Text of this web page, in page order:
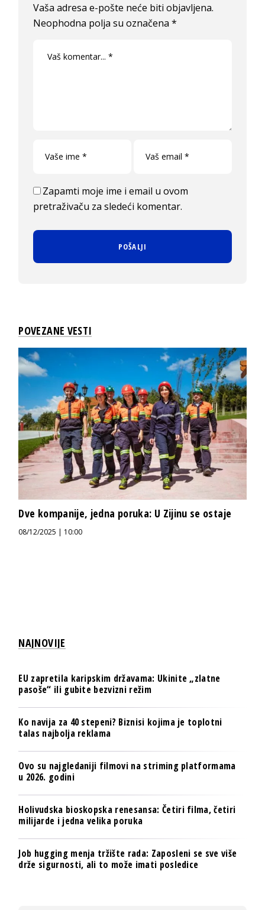
Vaša adresa e-pošte neće biti objavljena.
Neophodna polja su označena*
Zapamti moje ime i email u ovom
pretraživaču za sledeći komentar.
POVEZANE VESTI
Dve kompanije, jedna poruka: U Zijinu se ostaje
08/12/2025 | 10:00
NAJNOVIJE
EU zapretila karipskim državama: Ukinite „zlatne
pasoše“ ili gubite bezvizni režim
Ko navija za 40 stepeni? Biznisi kojima je toplotni
talas najbolja reklama
Ovo su najgledaniji filmovi na striming platformama
u 2026. godini
Holivudska bioskopska renesansa: Četiri filma, četiri
milijarde i jedna velika poruka
Job hugging menja tržište rada: Zaposleni se sve više
drže sigurnosti, ali to može imati posledice